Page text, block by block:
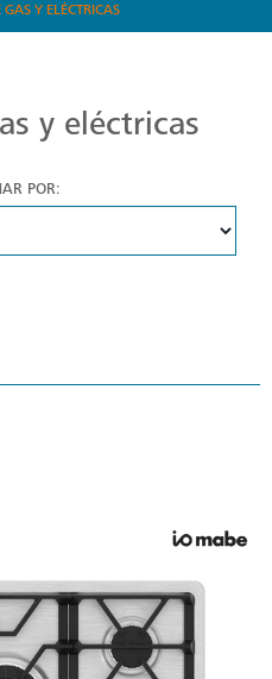
Y ELÉCTRICAS
y eléctricas
POR: